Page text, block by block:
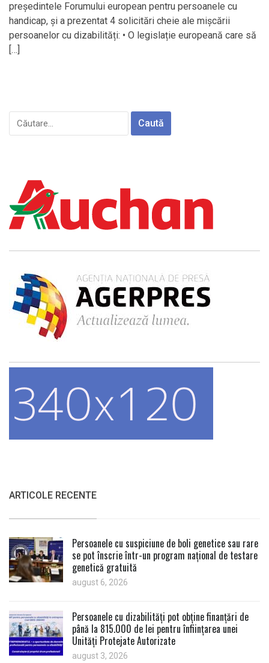
președintele Forumului european pentru persoanele cu
handicap, și a prezentat 4 solicitări cheie ale mișcării
persoanelor cu dizabilități: • O legislație europeană care să
[…]
Caută
după:
ARTICOLE RECENTE
Persoanele cu suspiciune de boli genetice sau rare
se pot înscrie într-un program național de testare
genetică gratuită
august 6, 2026
Persoanele cu dizabilități pot obține finanțări de
până la 815.000 de lei pentru înființarea unei
Unități Protejate Autorizate
august 3, 2026